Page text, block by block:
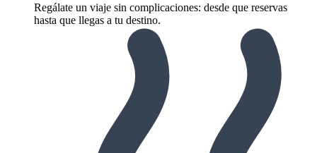
Regálate un viaje sin complicaciones: desde que reservas
hasta que llegas a tu destino.